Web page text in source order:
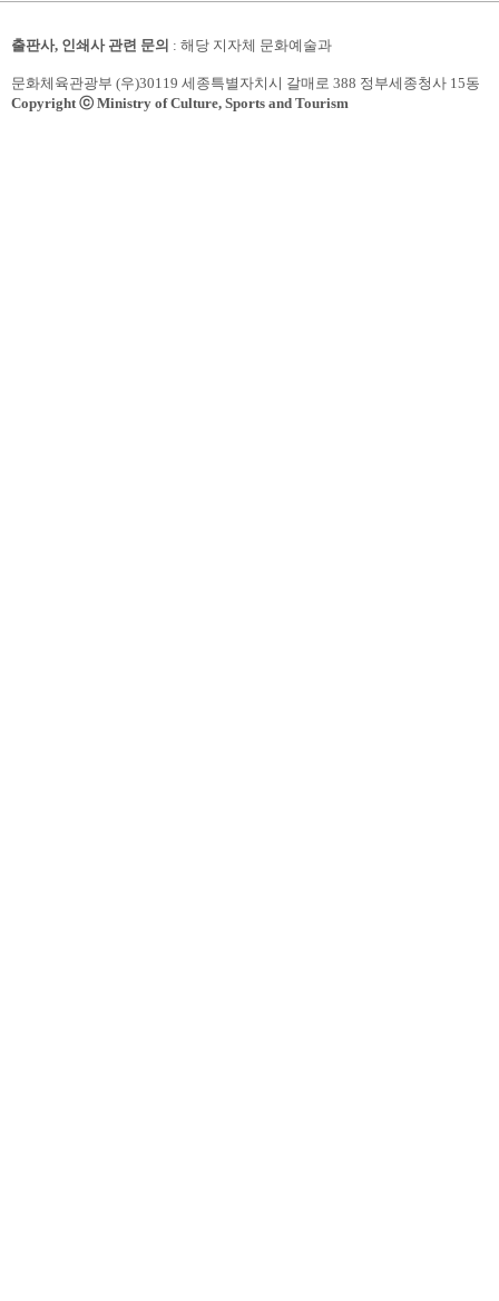
출판사, 인쇄사 관련 문의 : 해당 지자체 문화예술과
문화체육관광부 (우)30119 세종특별자치시 갈매로 388 정부세종청사 15동
Copyright ⓒ Ministry of Culture, Sports and Tourism